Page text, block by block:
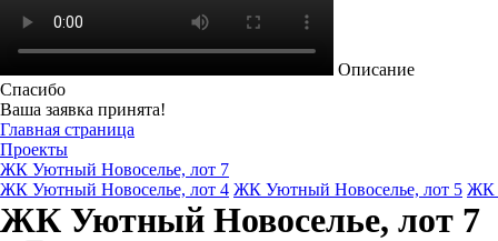
Описание
Спасибо
Ваша заявка принята!
Главная страница
Проекты
ЖК Уютный Новоселье, лот 7
ЖК Уютный Новоселье, лот 4 ЖК Уютный Новоселье, лот 5 ЖК
ЖК Уютный Новоселье, лот 7